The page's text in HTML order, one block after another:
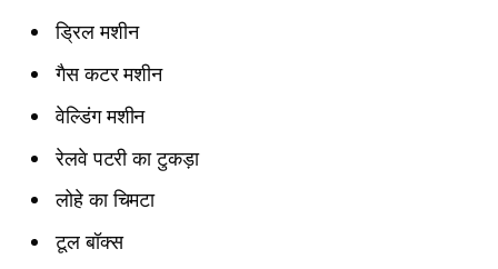
ड्रिल मशीन
गैस कटर मशीन
वेल्डिंग मशीन
रेलवे पटरी का टुकड़ा
लोहे का चिमटा
टूल बॉक्स